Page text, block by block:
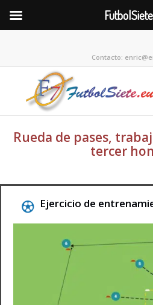
Contacto:
Rueda de pases,
tercer
Ejercicio de